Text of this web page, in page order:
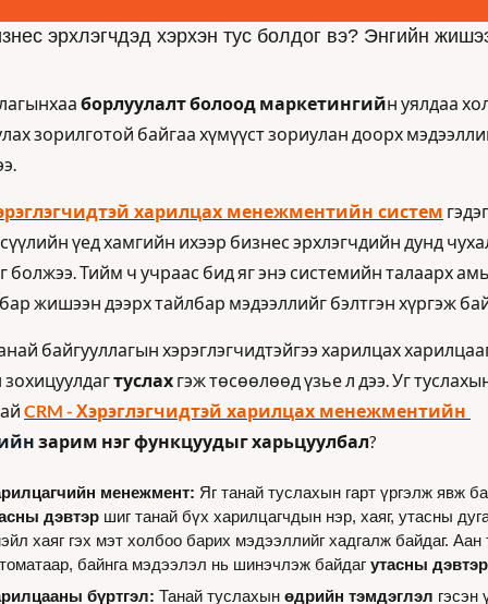
эрхлэгчдэд хэрхэн тус болдог вэ? Энгийн
борлуулалт болоод маркетингийн уялдаа
зорилготой байгаа хүмүүст зориулан доорх
харилцах менежментийн систем
үед хамгийн ихээр бизнес эрхлэгчдийн дунд
болжээ. Тийм ч учраас бид яг энэ системийн талаарх
жишээн дээрх тайлбар мэдээллийг бэлтгэн хүргэж
байгууллагын хэрэглэгчидтэйгээ харилцах
туслах гэж төсөөлөөд үзье л дээ. Уг
CRM - Хэрэглэгчидтэй харилцах менежментийн
зарим нэг функцуудыг харьцуулбал?
менежмент:
дэвтэр шиг танай бүх харилцагчдын нэр, хаяг, утасны
хаяг гэх мэт холбоо барих мэдээллийг хадгалж байдаг. Аан
байнга мэдээлэл нь шинэчлэж байдаг утасны дэвтэр
бүртгэл: Танай туслахын өдрийн тэмдэглэл гэсэн